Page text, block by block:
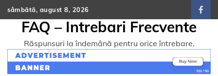
Skip
to
content
sâmbătă, august 8, 2026
FAQ – Intrebari Frecvente
Răspunsuri la îndemână pentru orice întrebare.